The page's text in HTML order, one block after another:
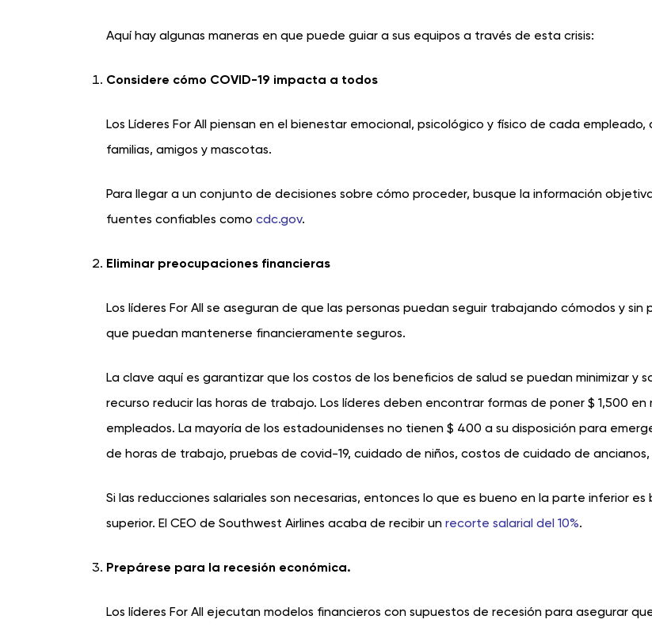
Aquí hay algunas maneras en que puede guiar a sus equipos a través de esta crisis:
Considere cómo COVID-19 impacta a todos
Los Líderes For All piensan en el bienestar emocional, psicológico y físico de cada empleado,
familias, amigos y mascotas.
Para llegar a un conjunto de decisiones sobre cómo proceder, busque la información
fuentes confiables como cdc.gov.
Eliminar preocupaciones financieras
Los líderes For All se aseguran de que las personas puedan seguir trabajando cómodos y sin
que puedan mantenerse financieramente seguros.
La clave aquí es garantizar que los costos de los beneficios de salud se puedan minimizar y
recurso reducir las horas de trabajo. Los líderes deben encontrar formas de poner $ 1,500 en
empleados. La mayoría de los estadounidenses no tienen $ 400 a su disposición para
de horas de trabajo, pruebas de covid-19, cuidado de niños, costos de cuidado de ancianos,
Si las reducciones salariales son necesarias, entonces lo que es bueno en la parte inferior
superior. El CEO de Southwest Airlines acaba de recibir un recorte salarial del 10%.
Prepárese para la recesión económica.
Los líderes For All ejecutan modelos financieros con supuestos de recesión para asegurar